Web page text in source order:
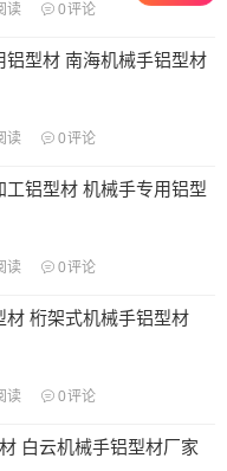
读 0评论
铝型材 南海机械手铝型材
读 0评论
工铝型材 机械手专用铝型
读 0评论
材 桁架式机械手铝型材
读 0评论
白云机械手铝型材厂家